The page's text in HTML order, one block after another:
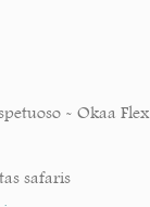
- Okaa Flex
safaris